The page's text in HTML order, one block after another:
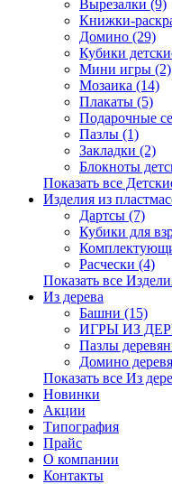
Вырезалки (9)
Книжки-
Домино (29)
Кубики
Мини игры (2)
Мозаика (14)
Плакаты (5)
Подарочные
Пазлы (1)
Закладки (2)
Блокноты
Показать все
Изделия из
Дартсы (7)
Кубики для
Расчески (4)
Показать все
Из дерева
Башни (15)
ИГРЫ ИЗ
Пазлы
Домино
Показать все Из
Новинки
Акции
Типография
Прайс
О компании
Контакты